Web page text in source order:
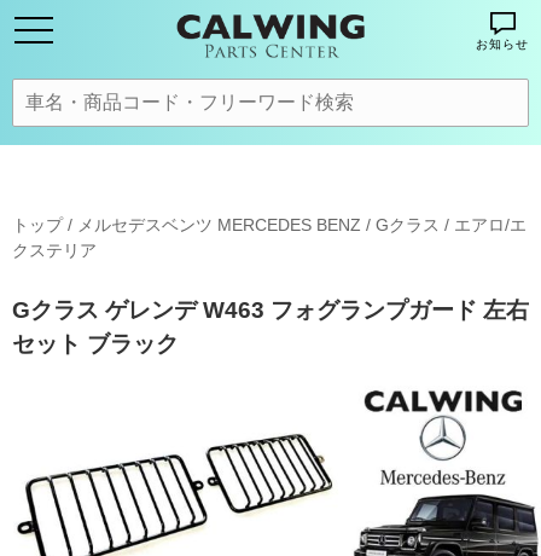
お知らせ
トップ/ メルセデスベンツ MERCEDES BENZ / Gクラス / エアロ/エ
クステリア
Gクラス ゲレンデ W463 フォグランプガード 左右
セット ブラック